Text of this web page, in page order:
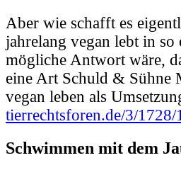
Aber wie schafft es
jahrelang vegan lebt in
mögliche Antwort wäre,
eine Art Schuld & Sühne
vegan leben als
tierrechtsforen.de/3/1728/
Schwimmen mit dem